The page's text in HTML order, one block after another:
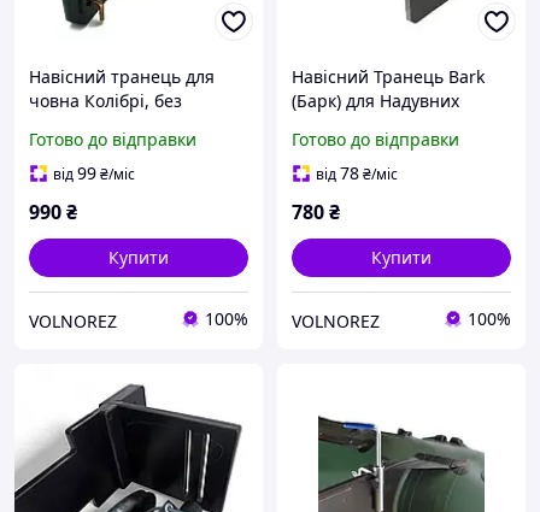
Навісний транець для
човна Колібрі, без
Готово до відправки
від99₴/міс
990₴
Купити
VOLNOREZ 100%
Навісний Транець Bark
(Барк) для Надувних
Готово до відправки
від78₴/міс
780₴
Купити
VOLNOREZ 100%